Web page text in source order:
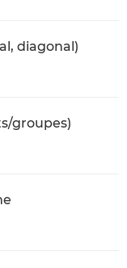
diagonal)
groupes)